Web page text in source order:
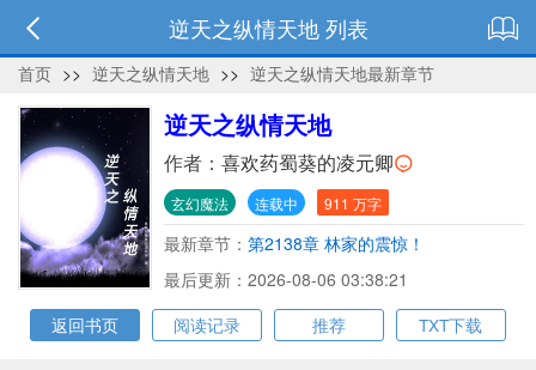
逆天之纵情天地 列表
首页 >> 逆天之纵情天地 >> 逆天之纵情天地最新章节
逆天之纵情天地
作者： 喜欢药蜀葵的凌元卿
玄幻魔法 连载中 911 万字
最新章节： 第2138章 林家的震惊！
最后更新：2026-08-06 03:38:21
返回书页
阅读记录 推荐 TXT下载